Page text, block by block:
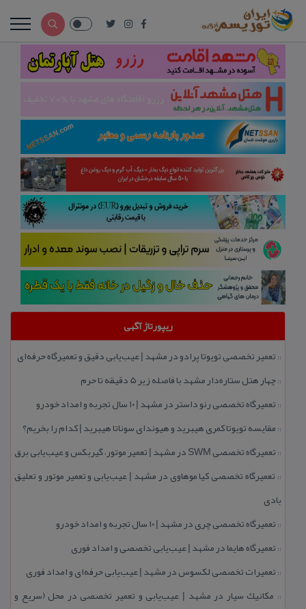
ریپورتاژ آگهی
:: تعمیر تخصصی تویوتا پرادو در مشهد | عیب‌یابی دقیق و تعمیرگاه حرفه‌ای
::چهار هتل‌ ستاره‌دار مشهد با فاصله زیر 5 دقیقه تا حرم
:: تعمیرگاه تخصصی رنو داستر در مشهد | ۱۰ سال تجربه و امداد خودرو
:: مقایسه تویوتا كمری هیبرید و هیوندای سوناتا هیبرید | كدام را بخریم؟
:: تعمیرگاه تخصصی SWM در مشهد | تعمیر موتور، گیربكس و عیب‌یابی برق
:: تعمیرگاه تخصصی كیا موهاوی در مشهد | عیب‌یابی و تعمیر موتور و تعلیق
بادی
:: تعمیرگاه تخصصی چری در مشهد | ۱۰ سال تجربه و امداد خودرو
:: تعمیرگاه هایما در مشهد | عیب‌یابی تخصصی و امداد فوری
:: تعمیرات تخصصی لكسوس در مشهد | عیب‌یابی حرفه‌ای و امداد فوری
:: مكانیك سیار در مشهد | عیب‌یابی و تعمیر تخصصی در محل (سریع و